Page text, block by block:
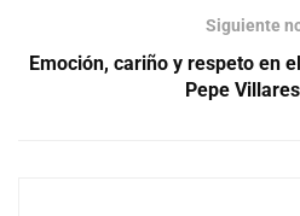
Siguiente
Emoción, cariño y respeto en
Pepe